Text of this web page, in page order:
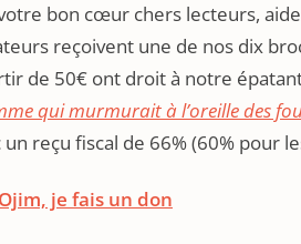
bon cœur chers lecteurs,
reçoivent une de nos dix
de 50€ ont droit à notre
qui murmurait à l’oreille des
reçu fiscal de 66% (60% pour
je fais un don